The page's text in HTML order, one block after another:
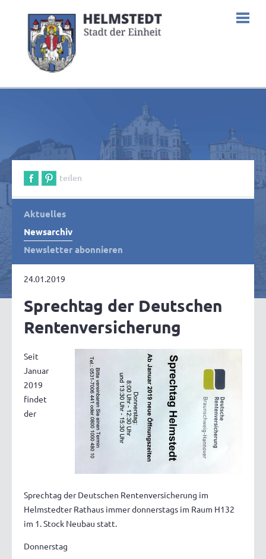
teilen
Aktuelles
Newsarchiv
Newsletter abonnieren
24.01.2019
Sprechtag der Deutschen
Rentenversicherung
Seit
Januar
2019
findet
der
Sprechtag der Deutschen Rentenversicherung im
Helmstedter Rathaus immer donnerstags im Raum H132
im 1. Stock Neubau statt.
Donnerstag